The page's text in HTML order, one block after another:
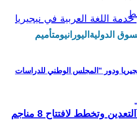
ودور “المجلس الوطني للدراسات
الدولية اليورانيومتأميم
الغابون تعزز قطاع التعدين وتخطط لافتتاح 8 مناجم